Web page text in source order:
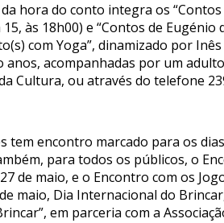
hora do conto integra os
às 18h00) e “Contos de
com Yoga”, dinamizado por
anos, acompanhadas por um
Cultura, ou através do telefone
tem encontro marcado para os
para todos os públicos, o
de maio, e o Encontro com os
maio, Dia Internacional do
em parceria com a